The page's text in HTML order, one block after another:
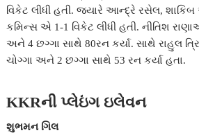
વિકેટ લીધી હતી. જ્યારે આન્દ્રે રસેલ,
કમિન્સ એ 1-1 વિકેટ લીધી હતી. નીતિશ
અને 4 છગ્ગા સાથે 80રન કર્યા. સાથે રાહુલ
ચોગ્ગા અને 2 છગ્ગા સાથે 53 રન કર્યા હતા.
KKRની પ્લેઇંગ ઇલેવન
શુભમન ગિલ